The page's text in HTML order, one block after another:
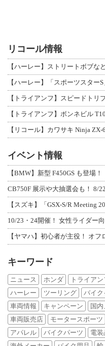
リコール情報
【ハーレー】ストリートボブな
【トライアンフ】スピードトリ
【リコール】カワサキ Ninja ZX-
イベント情報
【BMW】新型 F450GS も登場
CB750F 展示や大抽選会も！ 8/
【スズキ】「GSX-S/R Meeting
10/23・24開催！ 女性ライダー
【ヤマハ】初心者が主役！ オ
キーワード
ニュース ホンダ トライアン
ハーレー
ツーリング バイク
車両情報
キャンペーン 国内
車両販売店
モータースポーツ
アパレル
バイクパーツ 電装